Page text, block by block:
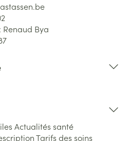
Renaud Bya
Actualités santé
Tarifs des soins